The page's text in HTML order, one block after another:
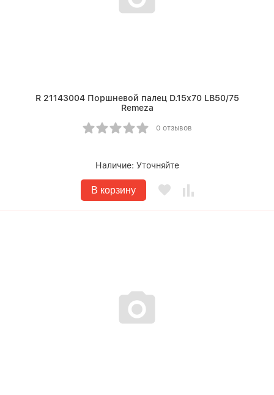
R 21143004 Поршневой палец D.15x70 LB50/75
Remeza
0 отзывов
Наличие: Уточняйте
В корзину